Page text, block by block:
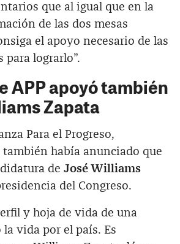
que al igual que en la
de las dos mesas
el apoyo necesario de las
para lograrlo”.
APP apoyó también
Zapata
Para el Progreso,
también había anunciado que
de José Williams
del Congreso.
y hoja de vida de una
vida por el país. Es